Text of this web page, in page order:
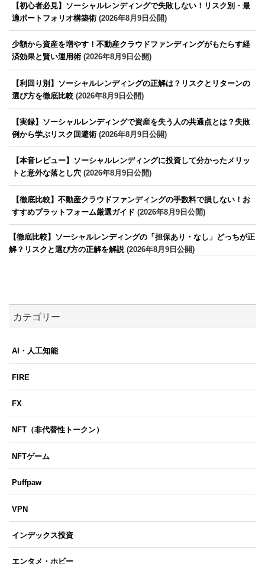
【初心者必見】ソーシャルレンディングで失敗しない！リスク別・最
適ポートフォリオ構築術 (2026年8月9日公開)
少額から資産を増やす！不動産クラウドファンディングがもたらす経
済効果と賢い運用術 (2026年8月9日公開)
【利回り別】ソーシャルレンディングの正解は？リスクとリターンの
選び方を徹底比較 (2026年8月9日公開)
【実録】ソーシャルレンディングで資産を失う人の共通点とは？失敗
例から学ぶリスク回避術 (2026年8月9日公開)
【本音レビュー】ソーシャルレンディングに投資して分かったメリッ
トと意外な落とし穴 (2026年8月9日公開)
【徹底比較】不動産クラウドファンディングの手数料で損しない！お
すすめプラットフォーム厳選ガイド (2026年8月9日公開)
【徹底比較】ソーシャルレンディングの「担保あり・なし」どっちが正
解？リスクと選び方の正解を解説(2026年8月9日公開)
カテゴリー
AI・人工知能
FIRE
FX
NFT（非代替性トークン）
NFTゲーム
Puffpaw
VPN
インデックス投資
エンタメ・ホビー